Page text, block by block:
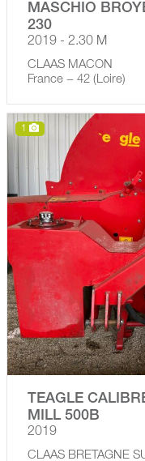
MASCHIO
230
2019 - 2.30 M
CLAAS MACON
France − 42 (Loire)
1
TEAGLE
MILL 500B
2019
CLAAS BRETAGNE